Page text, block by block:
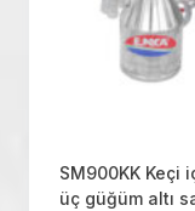
SM900KK Keçi
üç güğüm altı